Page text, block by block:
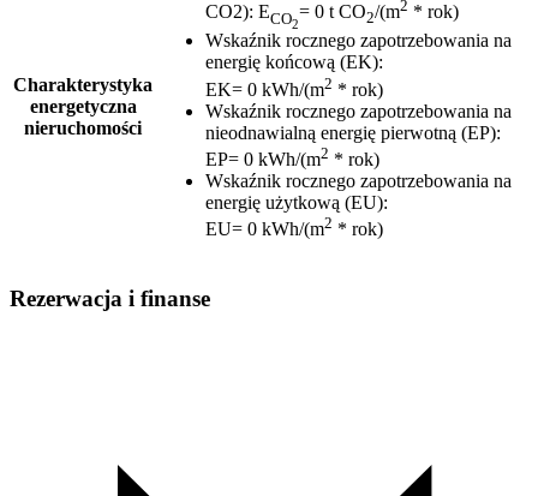
Charakterystyka
energetyczna
nieruchomości
CO2): ECO2
= 0 t CO2/(m2 * rok)
Wskaźnik rocznego zapotrzebowania na
energię końcową (EK):
EK= 0 kWh/(m2 * rok)
Wskaźnik rocznego zapotrzebowania na
nieodnawialną energię pierwotną (EP):
EP= 0 kWh/(m2 * rok)
Wskaźnik rocznego zapotrzebowania na
energię użytkową (EU):
EU= 0 kWh/(m2 * rok)
Rezerwacja i finanse